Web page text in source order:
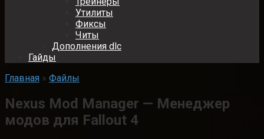
Утилиты
Фиксы
Читы
Дополнения dlc
Гайды
Главная » Файлы
Nexus Mod Manager — Менеджер
модов для Fallout 4